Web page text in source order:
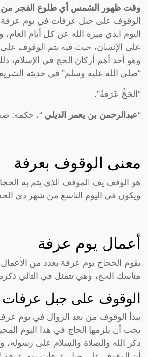
وقت ظهور الشمس أي طلوع الفجر من
الوقوف على جبل عرفات في يوم عرفة
اليوم الذي ميزه الله عن كل أيام
على الإنسان، حيث فيه يتم الوقوف
وهو أحد أهم أركان الحج في الإسلام،
“صلى الله عليه وسلم” في حديثه
“الحَجُّ عَرَفةُ”.
“عبدالرحمن بن يعمر الديلي “، حكمه:
معنى الوقوف بعرفة
هو الوقف يف الموقف الذي يتم به
ويكون في اليوم التاسع من شهر ذي
أعمال يوم عرفة
يقوم الحجاج يوم عرفة بعدد من الأعمال
مناسك الحج، وهي تتمثل في التالي
الوقوف على جبل عرفات
يبدأ الوقوف من بعد الزوال في يوم
يجب أن يلزمها الحاج في هذا اليوم
ذكر الله والصلاة والسلام على رسوله،